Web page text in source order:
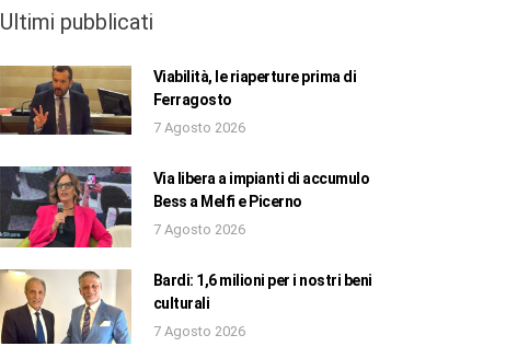
Ultimi pubblicati
Viabilità, le riaperture prima di
Ferragosto
7 Agosto 2026
Via libera a impianti di accumulo
Bess a Melfi e Picerno
7 Agosto 2026
Bardi: 1,6 milioni per i nostri beni
culturali
7 Agosto 2026